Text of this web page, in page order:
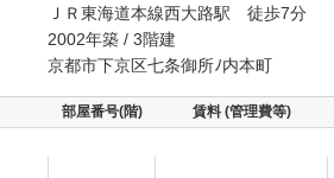
ＪＲ東海道本線西大路駅 徒歩7分
2002年築 / 3階建
京都市下京区七条御所ﾉ内本町
部屋番号(階) 賃料 (管理費等)